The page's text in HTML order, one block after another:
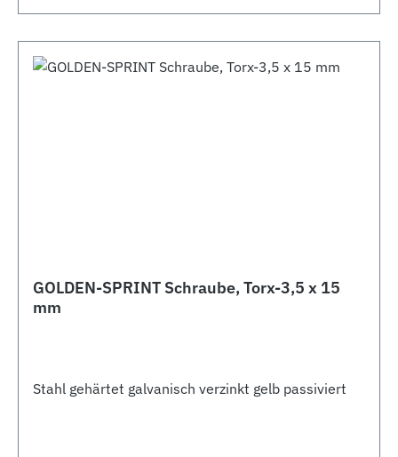
GOLDEN-SPRINT Schraube, Torx-3,5 x 15
mm
Stahl gehärtet galvanisch verzinkt gelb passiviert